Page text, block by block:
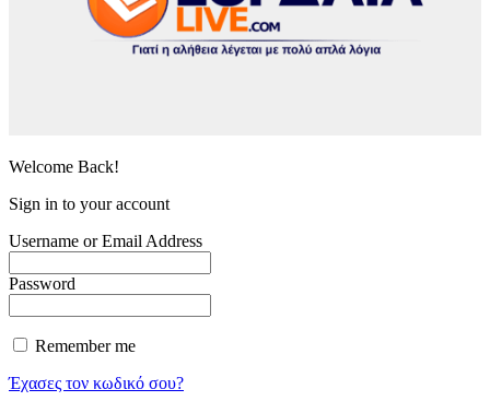
Welcome Back!
Sign in to your account
Username or Email Address
Password
Remember me
Έχασες τον κωδικό σου?